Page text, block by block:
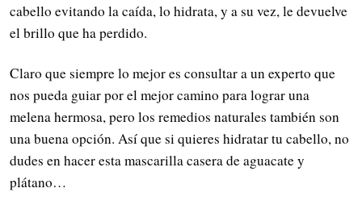
cabello evitando la caída, lo hidrata, y a su vez, le devuelve
el brillo que ha perdido.
Claro que siempre lo mejor es consultar a un experto que
nos pueda guiar por el mejor camino para lograr una
melena hermosa, pero los remedios naturales también son
una buena opción. Así que si quieres hidratar tu cabello, no
dudes en hacer esta mascarilla casera de aguacate y
plátano…